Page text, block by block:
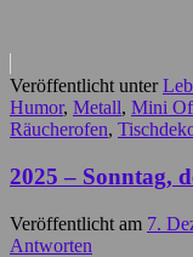
Veröffentlicht unter
Humor, Metall, Mini
Räucherofen,
2025 – Sonntag,
Veröffentlicht am 7.
Antworten